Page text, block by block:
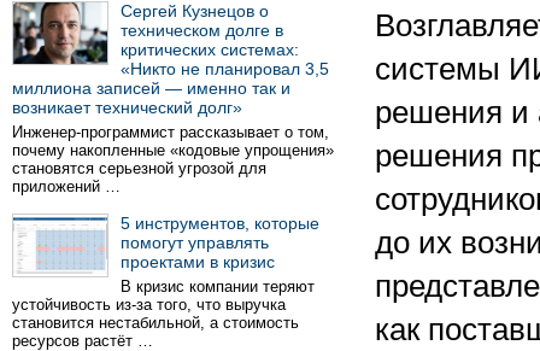
Сергей Кузнецов о
техническом долге в
критических системах:
«Никто не планировал 3,5
миллиона записей — именно так и
возникает технический долг»
Инженер-программист рассказывает о том,
почему накопленные «кодовые упрощения»
становятся серьезной угрозой для
приложений …
5 инструментов, которые
помогут управлять
проектами в кризис
В кризис компании теряют
устойчивость из-за того, что выручка
становится нестабильной, а стоимость
ресурсов растёт …
системы
решения и
решения
до их
как